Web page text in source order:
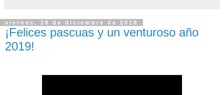
viernes, 28 de diciembre de 2018
¡Felices pascuas y un venturoso año
2019!